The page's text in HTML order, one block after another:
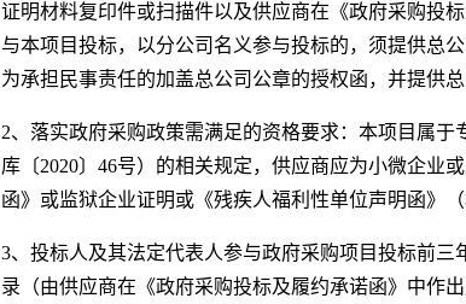
证明材料复印件或扫描件以及供应商在《政府采购投
与本项目投标，以分公司名义参与投标的，须提供总
为承担民事责任的加盖总公司公章的授权函，并提供
2、落实政府采购政策需满足的资格要求：本项目属
库〔2020〕46号）的相关规定，供应商应为小微企业
函》或监狱企业证明或《残疾人福利性单位声明函》（
3、投标人及其法定代表人参与政府采购项目投标前
录（由供应商在《政府采购投标及履约承诺函》中作出